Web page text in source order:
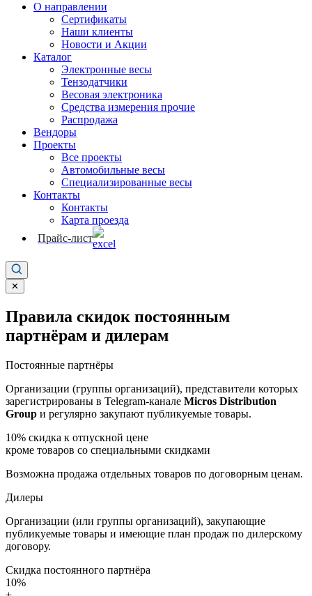
О направлении
Сертификаты
Наши клиенты
Новости и Акции
Каталог
Электронные весы
Тензодатчики
Весовая электроника
Средства измерения прочие
Распродажа
Вендоры
Проекты
Все проекты
Автомобильные весы
Специализированные весы
Контакты
Контакты
Карта проезда
Прайс-лист
✕
Правила скидок постоянным
партнёрам и дилерам
Постоянные партнёры
Организации (группы организаций), представители которых
зарегистрированы в Telegram-канале Micros Distribution
Group и регулярно закупают публикуемые товары.
10% скидка к отпускной цене
кроме товаров со специальными скидками
Возможна продажа отдельных товаров по договорным ценам.
Дилеры
Организации (или группы организаций), закупающие
публикуемые товары и имеющие план продаж по дилерскому
договору.
Скидка постоянного партнёра
10%